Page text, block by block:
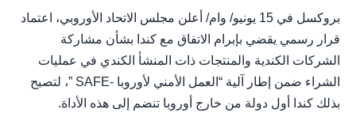
بروكسل في 15 يونيو/ وام/ أعلن مجلس الاتحاد الأوروبي، اعتماد
قرار رسمي يقضي بإبرام الاتفاق مع كندا بشأن مشاركة
الشركات الكندية والمنتجات ذات المنشأ الكندي في عمليات
الشراء ضمن إطار آلية “العمل الأمني لأوروبا -SAFE ”، لتصبح
بذلك كندا أول دولة من خارج أوروبا تنضم إلى هذه الأداة.